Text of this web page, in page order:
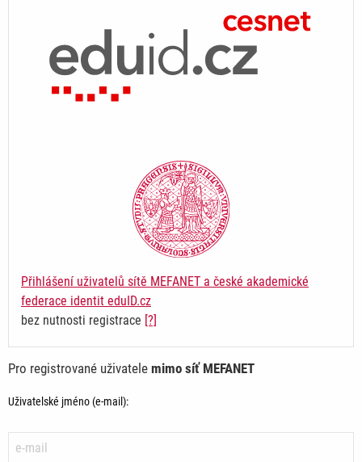
Přihlášení uživatelů sítě MEFANET a české akademické
federace identit eduID.cz
bez nutnosti registrace [?]
Pro registrované uživatele mimo síť MEFANET
Uživatelské jméno (e-mail):